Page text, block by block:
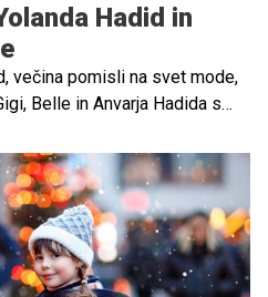
Hadid in
večina pomisli na svet mode,
Belle in Anvarja Hadida so
podobo se skriva
družinska zgodba, v kateri
– Yolanda Hadid,
zvezdnica, ki so jo
kot 'mamo iz pekla'.